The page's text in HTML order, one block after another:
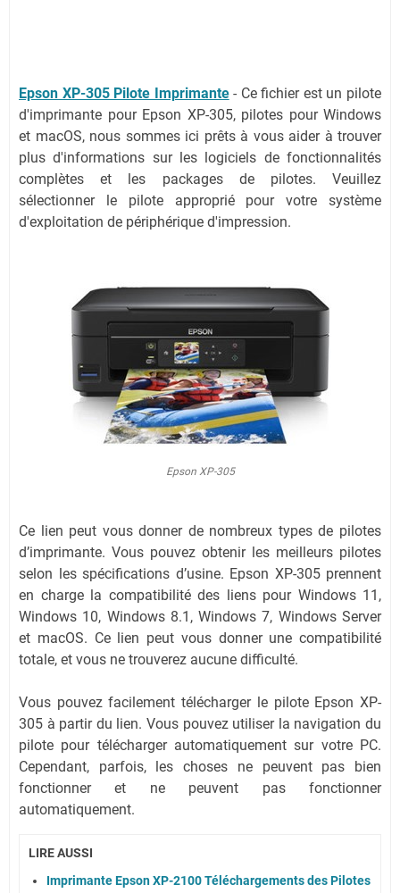
Epson XP-305 Pilote Imprimante- Ce fichier est un pilote
d'imprimante pour Epson XP-305, pilotes pour Windows
et macOS, nous sommes ici prêts à vous aider à trouver
plus d'informations sur les logiciels de fonctionnalités
complètes et les packages de pilotes. Veuillez
sélectionner le pilote approprié pour votre système
d'exploitation de périphérique d'impression.
Epson XP-305
Ce lien peut vous donner de nombreux types de pilotes
d’imprimante. Vous pouvez obtenir les meilleurs pilotes
selon les spécifications d’usine. Epson XP-305 prennent
en charge la compatibilité des liens pour Windows 11,
Windows 10, Windows 8.1, Windows 7, Windows Server
et macOS. Ce lien peut vous donner une compatibilité
totale, et vous ne trouverez aucune difficulté.
Vous pouvez facilement télécharger le pilote Epson XP-
305 à partir du lien. Vous pouvez utiliser la navigation du
pilote pour télécharger automatiquement sur votre PC.
Cependant, parfois, les choses ne peuvent pas bien
fonctionner et ne peuvent pas fonctionner
automatiquement.
LIRE AUSSI
Imprimante Epson XP-2100 Téléchargements des Pilotes